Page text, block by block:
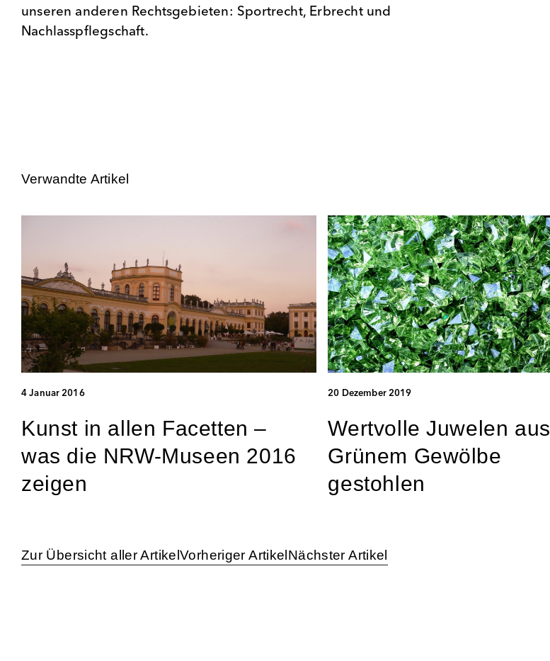
unseren anderen Rechtsgebieten: Sportrecht, Erbrecht und
Nachlasspflegschaft.
Verwandte Artikel
4 Januar 2016
Kunst in allen Facetten –
was die NRW-Museen 2016
zeigen
20 Dezember 2019
Wertvolle Juwelen aus
Grünem Gewölbe
gestohlen
Zur Übersicht aller ArtikelVorheriger ArtikelNächster Artikel